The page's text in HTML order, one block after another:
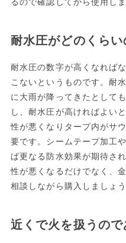
るので確認してから使用しま
耐水圧がどのくら
耐水圧の数字が高くなれば
こないというものです。
に大雨が降ってきたとして
し、耐水圧が高ければよい
性が悪くなりタープ内がサ
要です。シームテープ加工
ば更なる防水効果が期待さ
性が悪くなるだけでなく、
相談しながら購入しましょう
近くで火を扱うの